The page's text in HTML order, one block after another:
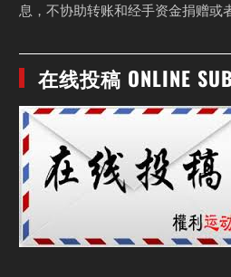
息，不协助转账和经手资金捐赠或
在线投稿 ONLINE